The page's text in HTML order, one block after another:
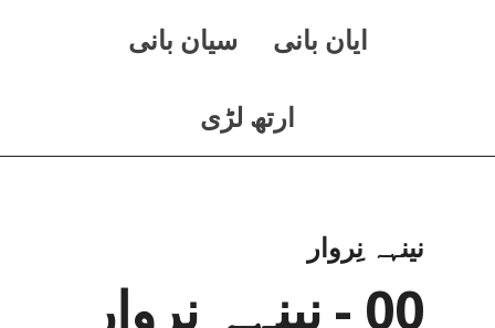
ايان بانی سيان بانی
ارتھ لڑی
نینہہ نِروار
00 - نینہہ نِروار